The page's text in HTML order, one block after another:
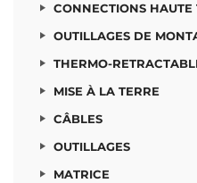
CONNECTIONS HAUTE
OUTILLAGES DE
THERMO-
MISE À LA TERRE
CÂBLES
OUTILLAGES
MATRICE